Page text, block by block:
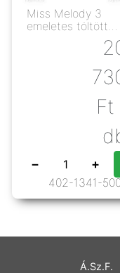
Miss Melody 3
emeletes töltött
Ft
− +
402-1341-
Á.Sz.F.